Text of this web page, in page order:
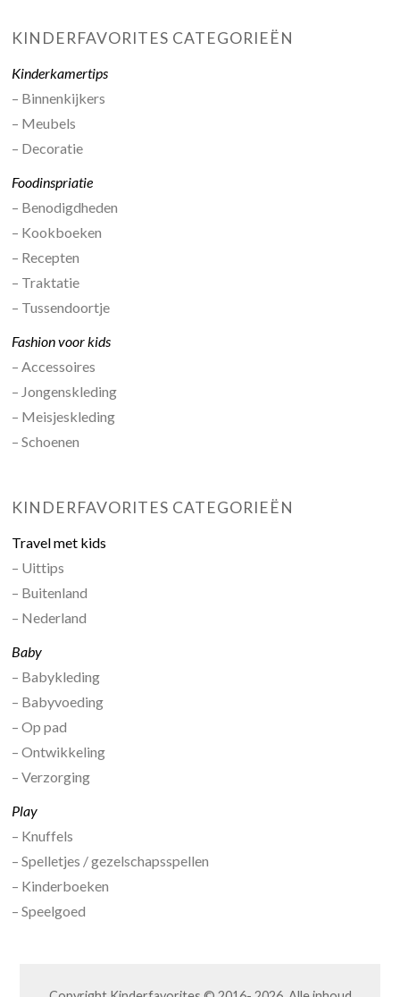
KINDERFAVORITES CATEGORIEËN
Kinderkamertips
– Binnenkijkers
– Meubels
– Decoratie
Foodinspriatie
– Benodigdheden
– Kookboeken
– Recepten
– Traktatie
– Tussendoortje
Fashion voor kids
– Accessoires
– Jongenskleding
– Meisjeskleding
– Schoenen
KINDERFAVORITES CATEGORIEËN
Travel met kids
– Uittips
– Buitenland
– Nederland
Baby
– Babykleding
– Babyvoeding
– Op pad
– Ontwikkeling
– Verzorging
Play
– Knuffels
– Spelletjes / gezelschapsspellen
– Kinderboeken
– Speelgoed